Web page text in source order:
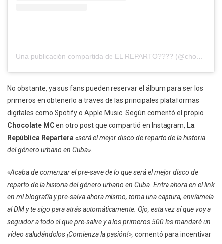
Una publicación compartida de EL REPARTO???? (@chocolatetheking1)
No obstante, ya sus fans pueden reservar el álbum para ser los
primeros en obtenerlo a través de las principales plataformas
digitales como Spotify o Apple Music. Según comentó el propio
Chocolate MC en otro post que compartió en Instagram, La
República Repartera «será el mejor disco de reparto de la historia
del género urbano en Cuba».
«Acaba de comenzar el pre-save de lo que será el mejor disco de
reparto de la historia del género urbano en Cuba. Entra ahora en el link
en mi biografía y pre-salva ahora mismo, toma una captura, envíamela
al DM y te sigo para atrás automáticamente. Ojo, esta vez sí que voy a
seguidor a todo el que pre-salve y a los primeros 500 les mandaré un
vídeo saludándolos ¡Comienza la pasión!», comentó para incentivar